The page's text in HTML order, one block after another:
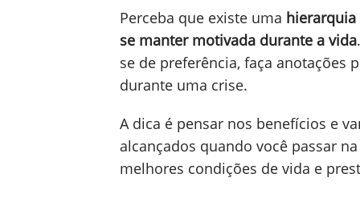
Perceba que existe uma hierarquia
se manter motivada durante a vida
se de preferência, faça anotações
durante uma crise.
A dica é pensar nos benefícios e
alcançados quando você passar
melhores condições de vida e